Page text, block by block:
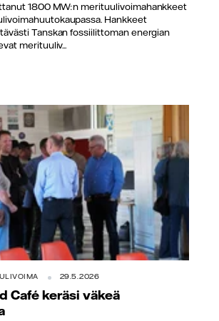
1800 MW:n merituulivoimahankkeet
Hankkeet
Tanskan fossiilittoman energian
merituuliv...
29.5.2026
Café keräsi väkeä